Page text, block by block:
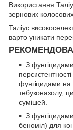
Використання
зернових колосових
Таліус
варто уникати
З
фунгіцидами на
тебуконазолу,
сумішей.
З
беноміл) для